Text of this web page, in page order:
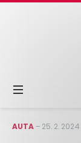
AUTA– 25. 2. 2024